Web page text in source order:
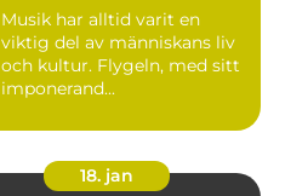
Musik har alltid varit en
viktig del av människans liv
och kultur. Flygeln, med sitt
imponerand...
18. jan